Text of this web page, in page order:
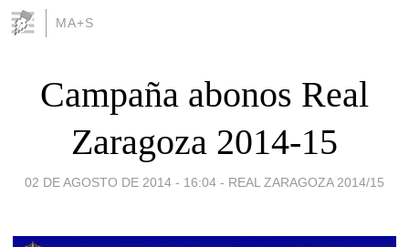
MA+S
Campaña abonos Real
Zaragoza 2014-15
02 DE AGOSTO DE 2014 - 16:04 - REAL ZARAGOZA 2014/15